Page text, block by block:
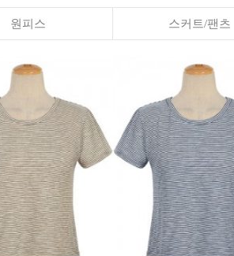
원피스 스커트/팬츠